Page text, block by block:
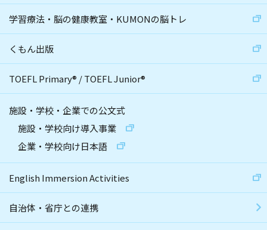
学習療法・脳の健康教室・KUMONの脳トレ
くもん出版
TOEFL Primary® /TOEFL Junior®
施設・学校・企業での公文式
施設・学校向け導入事業
企業・学校向け日本語
English Immersion Activities
自治体・省庁との連携